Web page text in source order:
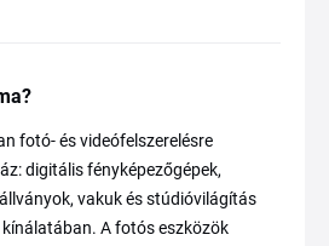
fotó- és videófelszerelésre
digitális fényképezőgépek,
vakuk és stúdióvilágítás
A fotós eszközök